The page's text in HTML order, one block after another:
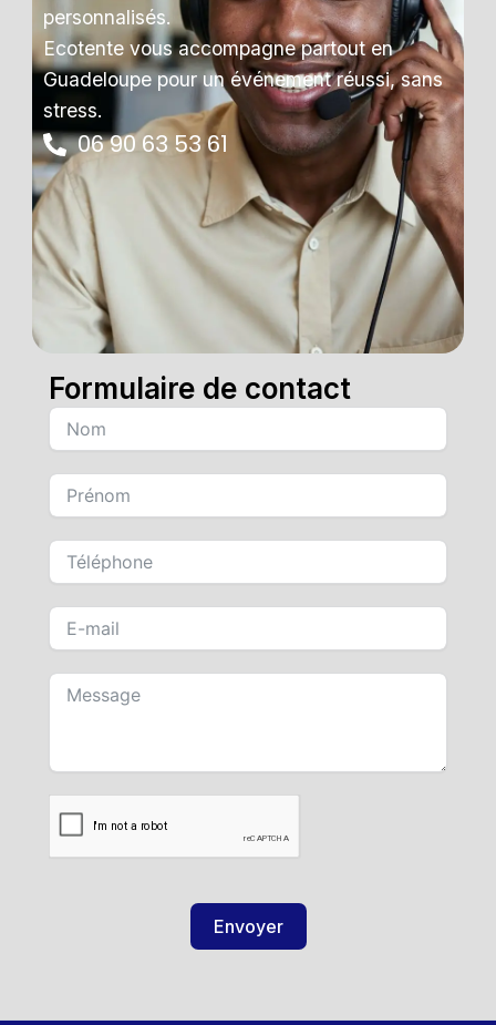
personnalisés.
Ecotente vous accompagne partout en
Guadeloupe pour un événement réussi, sans
stress.
06 90 63 53 61
Formulaire de contact
Envoyer